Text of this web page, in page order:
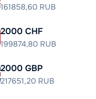
161858,60 RUB
2000 CHF
199874,80 RUB
2000 GBP
217651,20 RUB